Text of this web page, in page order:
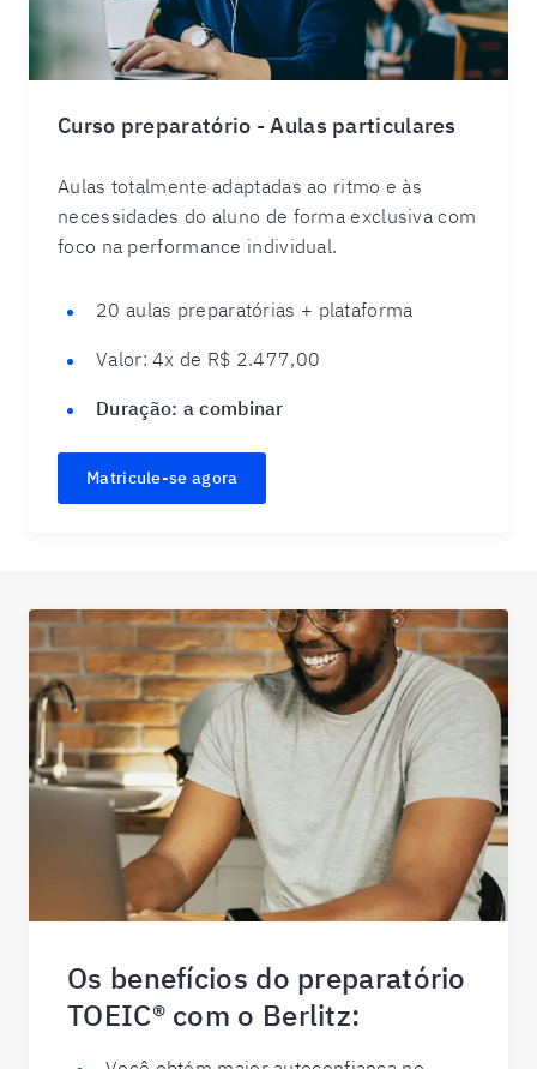
Curso preparatório - Aulas particulares
Aulas totalmente adaptadas ao ritmo e às
necessidades do aluno de forma exclusiva com
foco na performance individual.
20 aulas preparatórias + plataforma
Valor: 4x de R$ 2.477,00
Duração: a combinar
Matricule-se agora
Os benefícios do preparatório
TOEIC® com o Berlitz: